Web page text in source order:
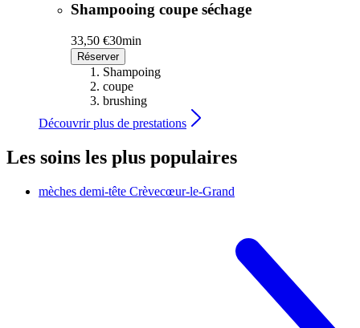
Shampooing coupe séchage
33,50 €30min
Réserver
Shampoing
coupe
brushing
Découvrir plus de prestations
Les soins les plus populaires
mèches demi-tête Crèvecœur-le-Grand